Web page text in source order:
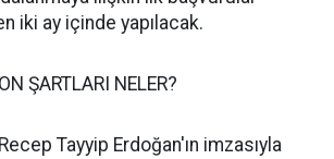
iki ay içinde yapılacak.
ŞARTLARI NELER?
Tayyip Erdoğan'ın imzasıyla